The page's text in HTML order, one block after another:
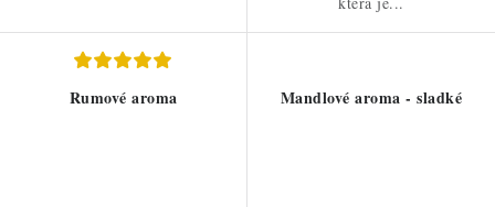
Rumové aroma Mandlové aroma - sladké